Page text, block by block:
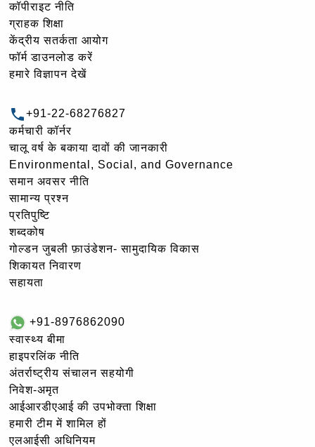
कॉपीराइट नीति
ग्राहक शिक्षा
केंद्रीय सतर्कता आयोग
फॉर्म डाउनलोड करें
हमारे विज्ञापन देखें
+91-22-68276827
कर्मचारी कॉर्नर
चालू वर्ष के बकाया दावों की जानकारी
Environmental, Social, and Governance
समान अवसर नीति
सामान्य प्रश्न
प्रतिपुष्टि
शब्दकोष
गोल्‍डन जुबली फ़ाउंडेशन- सामुदायिक विकास
शिकायत निवारण
सहायता
+91-8976862090
स्वास्थ्य बीमा
हाइपरलिंक नीति
अंतर्राष्ट्रीय संचालन सहयोगी
निवेश-अमृत
आईआरडीएआई की उपभोक्ता शिक्षा
हमारी टीम में शामिल हों
एलआईसी अधिनियम